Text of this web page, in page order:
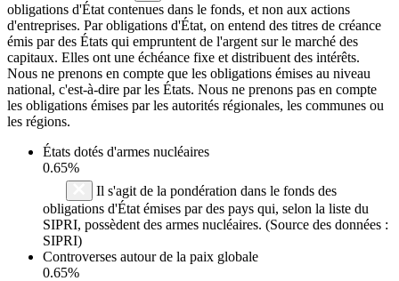
obligations d'État contenues dans le fonds, et non aux actions
d'entreprises. Par obligations d'État, on entend des titres de créance
émis par des États qui empruntent de l'argent sur le marché des
capitaux. Elles ont une échéance fixe et distribuent des intérêts.
Nous ne prenons en compte que les obligations émises au niveau
national, c'est-à-dire par les États. Nous ne prenons pas en compte
les obligations émises par les autorités régionales, les communes ou
les régions.
États dotés d'armes nucléaires
0.65%
Il s'agit de la pondération dans le fonds des
obligations d'État émises par des pays qui, selon la liste du
SIPRI, possèdent des armes nucléaires. (Source des données :
SIPRI)
Controverses autour de la paix globale
0.65%